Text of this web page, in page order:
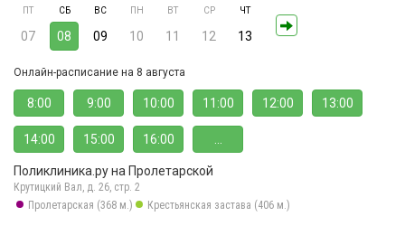
ПТ
07
СБ
08
ВС
09
ПН
10
ВТ
11
СР
12
ЧТ
13
Онлайн-расписание на 8 августа
8:00 9:00 10:00 11:00 12:00 13:00
14:00 15:00 16:00
Поликлиника.ру на Пролетарской
Крутицкий Вал, д. 26, стр. 2
Пролетарская (368 м.)
Крестьянская застава (406 м.)